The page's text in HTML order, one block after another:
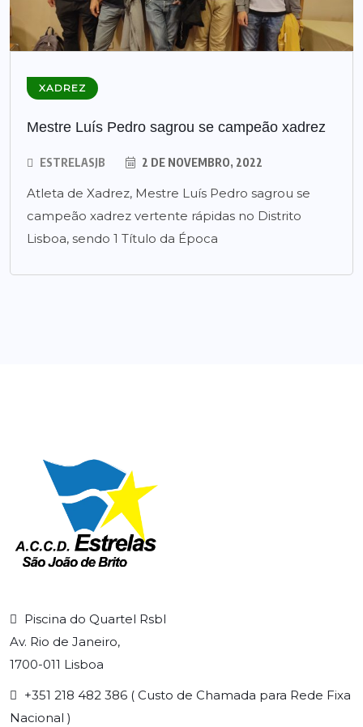
XADREZ
Mestre Luís Pedro sagrou se campeão xadrez
ESTRELASJB 2 DE NOVEMBRO, 2022
Atleta de Xadrez, Mestre Luís Pedro sagrou se
campeão xadrez vertente rápidas no Distrito
Lisboa, sendo 1 Título da Época
Piscina do Quartel Rsbl
Av. Rio de Janeiro,
1700-011 Lisboa
+351 218 482 386 ( Custo de Chamada para Rede Fixa
Nacional )